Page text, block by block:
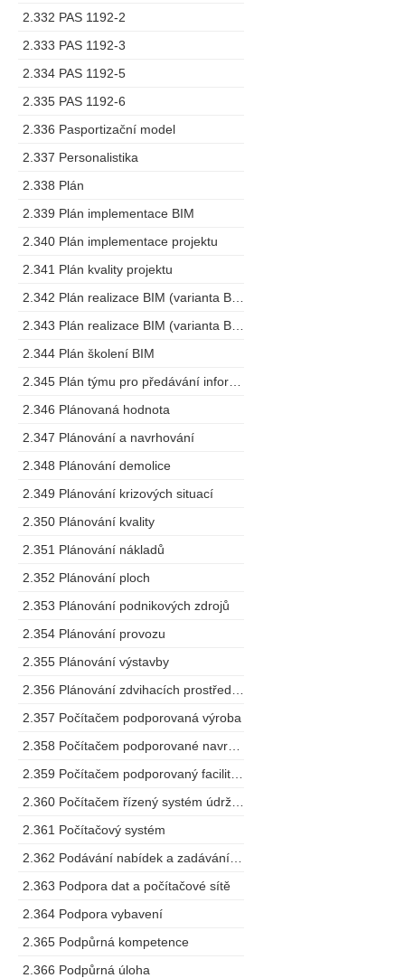
2.332 PAS 1192-2
2.333 PAS 1192-3
2.334 PAS 1192-5
2.335 PAS 1192-6
2.336 Pasportizační model
2.337 Personalistika
2.338 Plán
2.339 Plán implementace BIM
2.340 Plán implementace projektu
2.341 Plán kvality projektu
2.344 Plán školení BIM
2.346 Plánovaná hodnota
2.347 Plánování a navrhování
2.348 Plánování demolice
2.349 Plánování krizových situací
2.350 Plánování kvality
2.351 Plánování nákladů
2.352 Plánování ploch
2.353 Plánování podnikových zdrojů
2.354 Plánování provozu
2.355 Plánování výstavby
2.357 Počítačem podporovaná výroba
2.361 Počítačový systém
2.363 Podpora dat a počítačové sítě
2.364 Podpora vybavení
2.365 Podpůrná kompetence
2.366 Podpůrná úloha